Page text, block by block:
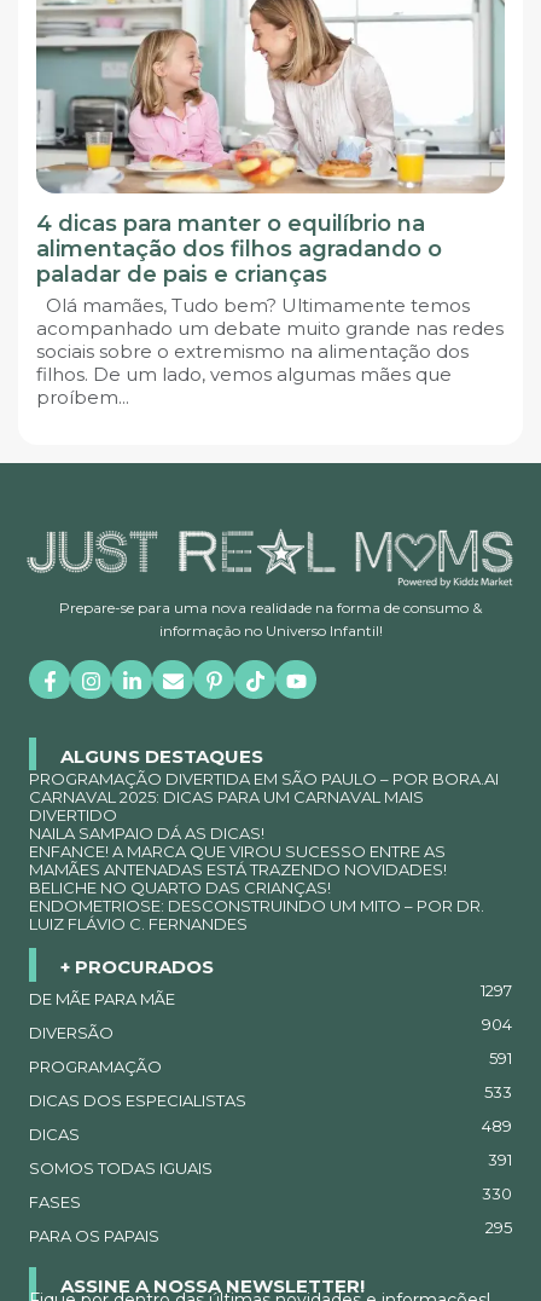
4 dicas para manter o equilíbrio na
alimentação dos filhos agradando o
paladar de pais e crianças
Olá mamães, Tudo bem? Ultimamente temos
acompanhado um debate muito grande nas redes
sociais sobre o extremismo na alimentação dos
filhos. De um lado, vemos algumas mães que
proíbem...
Prepare-se para uma nova realidade na forma de consumo &
informação no Universo Infantil!
ALGUNS DESTAQUES
PROGRAMAÇÃO DIVERTIDA EM SÃO PAULO – POR BORA.AI
CARNAVAL 2025: DICAS PARA UM CARNAVAL MAIS
DIVERTIDO
NAILA SAMPAIO DÁ AS DICAS!
ENFANCE! A MARCA QUE VIROU SUCESSO ENTRE AS
MAMÃES ANTENADAS ESTÁ TRAZENDO NOVIDADES!
BELICHE NO QUARTO DAS CRIANÇAS!
ENDOMETRIOSE: DESCONSTRUINDO UM MITO – POR DR.
LUIZ FLÁVIO C. FERNANDES
+ PROCURADOS
DE MÃE PARA MÃE 1297
DIVERSÃO 904
PROGRAMAÇÃO 591
DICAS DOS ESPECIALISTAS 533
DICAS 489
SOMOS TODAS IGUAIS 391
FASES 330
PARA OS PAPAIS 295
ASSINE A NOSSA NEWSLETTER!